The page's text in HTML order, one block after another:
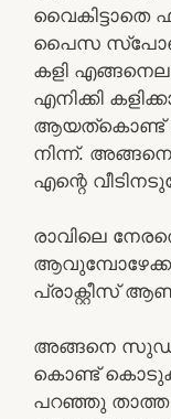
വൈകിട്ടാതെ
പൈസ
കളി
എനിക്കി
ആയത്കൊണ്ട്
നിന്ന്.
എന്റെ
രാവിലെ
പ്രാക്റ്റീസ്
അങ്ങനെ
കൊണ്ട്
പറഞ്ഞു താത്ത